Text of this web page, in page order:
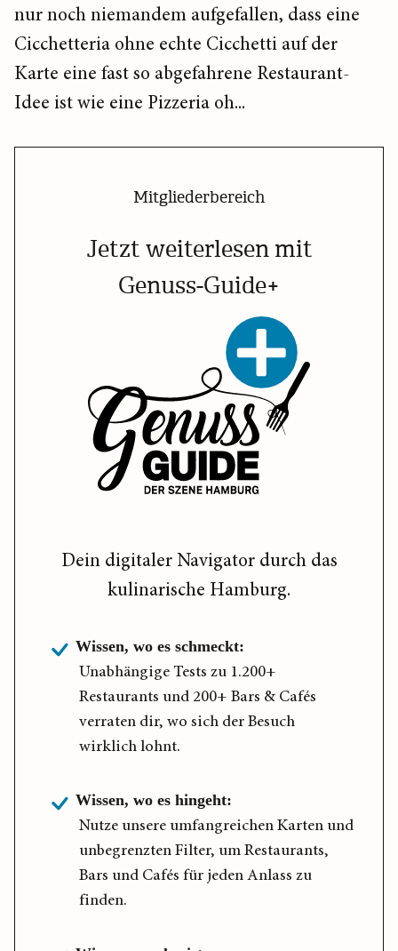
nur noch niemandem aufgefallen, dass eine
Cicchetteria ohne echte Cicchetti auf der
Karte eine fast so abgefahrene Restaurant-
Idee ist wie eine Pizzeria oh...
Mitgliederbereich
Jetzt weiterlesen mit
Genuss-Guide+
Dein digitaler Navigator durch das
kulinarische Hamburg.
Wissen, wo es schmeckt:
Unabhängige Tests zu 1.200+
Restaurants und 200+ Bars & Cafés
verraten dir, wo sich der Besuch
wirklich lohnt.
Wissen, wo es hingeht:
Nutze unsere umfangreichen Karten und
unbegrenzten Filter, um Restaurants,
Bars und Cafés für jeden Anlass zu
finden.